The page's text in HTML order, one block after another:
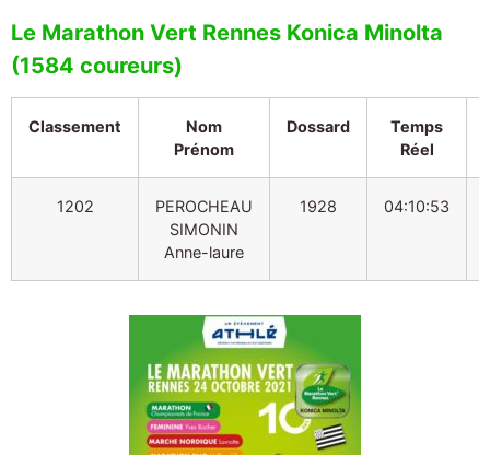
Le Marathon Vert Rennes Konica Minolta
(1584 coureurs)
Classement
Nom
Prénom
Dossard
Temps
Réel
1202
PEROCHEAU
SIMONIN
Anne-laure
1928 04:10:53